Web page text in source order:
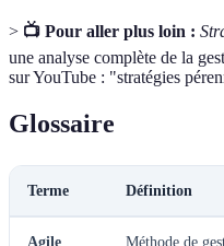
> 📺 Pour aller plus loin :
une analyse complète de la
sur YouTube : "stratégies
Glossaire
Terme Définition
Agile Méthode de